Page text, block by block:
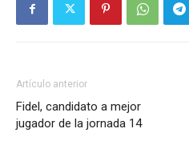
Artículo anterior
Fidel, candidato a mejor
jugador de la jornada 14